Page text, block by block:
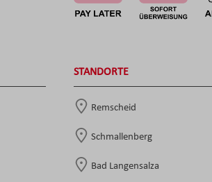
STANDORTE
Remscheid
Schmallenberg
Bad Langensalza